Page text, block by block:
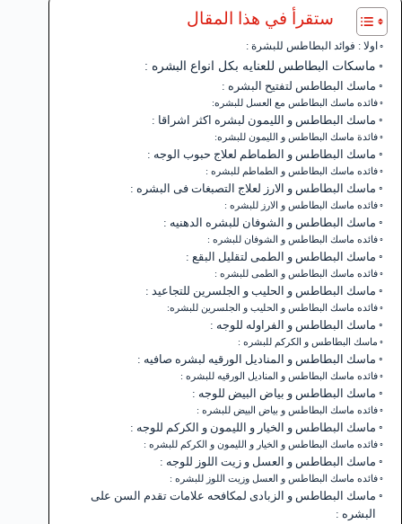
ستقرأ في هذا المقال
اولا : فوائد البطاطس للبشرة :
ماسكات البطاطس للعنايه بكل انواع البشره :
ماسك البطاطس لتفتيح البشره :
فائده ماسك البطاطس مع العسل للبشره:
ماسك البطاطس و الليمون لبشره اكثر اشراقا :
فائدة ماسك البطاطس و الليمون للبشره:
ماسك البطاطس و الطماطم لعلاج حبوب الوجه :
فائده ماسك البطاطس و الطماطم للبشره :
ماسك البطاطس و الارز لعلاج التصبغات فى البشره :
فائده ماسك البطاطس و الارز للبشره :
ماسك البطاطس و الشوفان للبشره الدهنيه :
فائده ماسك البطاطس و الشوفان للبشره :
ماسك البطاطس و الطمى لتقليل البقع :
فائده ماسك البطاطس و الطمى للبشره :
ماسك البطاطس و الحليب و الجلسرين للتجاعيد :
فائده ماسك البطاطس و الحليب و الجلسرين للبشره:
ماسك البطاطس و الفراوله للوجه :
ماسك البطاطس و الكركم للبشره :
ماسك البطاطس و المناديل الورقيه لبشره صافيه :
فائده ماسك البطاطس و المناديل الورقيه للبشره :
ماسك البطاطس و بياض البيض للوجه :
فائده ماسك البطاطس و بياض البيض للبشره :
ماسك البطاطس و الخيار و الليمون و الكركم للوجه :
فائده ماسك البطاطس و الخيار و الليمون و الكركم للبشره :
ماسك البطاطس و العسل و زيت اللوز للوجه :
فائده ماسك البطاطس و العسل وزيت اللوز للبشره :
ماسك البطاطس و الزبادى لمكافحه علامات تقدم السن على
البشره :